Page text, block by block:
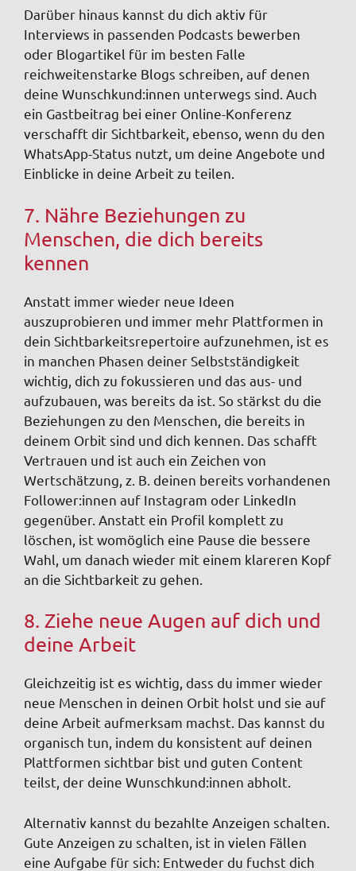
Darüber hinaus kannst du dich aktiv für
Interviews in passenden Podcasts bewerben
oder Blogartikel für im besten Falle
reichweitenstarke Blogs schreiben, auf denen
deine Wunschkund:innen unterwegs sind. Auch
ein Gastbeitrag bei einer Online-Konferenz
verschafft dir Sichtbarkeit, ebenso, wenn du den
WhatsApp-Status nutzt, um deine Angebote und
Einblicke in deine Arbeit zu teilen.
7. Nähre Beziehungen zu
Menschen, die dich bereits
kennen
Anstatt immer wieder neue Ideen
auszuprobieren und immer mehr Plattformen in
dein Sichtbarkeitsrepertoire aufzunehmen, ist es
in manchen Phasen deiner Selbstständigkeit
wichtig, dich zu fokussieren und das aus- und
aufzubauen, was bereits da ist. So stärkst du die
Beziehungen zu den Menschen, die bereits in
deinem Orbit sind und dich kennen. Das schafft
Vertrauen und ist auch ein Zeichen von
Wertschätzung, z. B. deinen bereits vorhandenen
Follower:innen auf Instagram oder LinkedIn
gegenüber. Anstatt ein Profil komplett zu
löschen, ist womöglich eine Pause die bessere
Wahl, um danach wieder mit einem klareren Kopf
an die Sichtbarkeit zu gehen.
8. Ziehe neue Augen auf dich und
deine Arbeit
Gleichzeitig ist es wichtig, dass du immer wieder
neue Menschen in deinen Orbit holst und sie auf
deine Arbeit aufmerksam machst. Das kannst du
organisch tun, indem du konsistent auf deinen
Plattformen sichtbar bist und guten Content
teilst, der deine Wunschkund:innen abholt.
Alternativ kannst du bezahlte Anzeigen schalten.
Gute Anzeigen zu schalten, ist in vielen Fällen
eine Aufgabe für sich: Entweder du fuchst dich